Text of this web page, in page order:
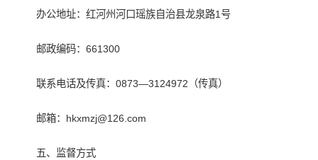
办公地址：红河州河口瑶族自治县龙泉路1号
邮政编码：661300
联系电话及传真：0873—3124972（传真）
邮箱：hkxmzj@126.com
五、监督方式